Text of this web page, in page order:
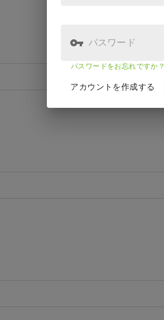
パスワード
パスワードをお忘れですか？
アカウントを作成する